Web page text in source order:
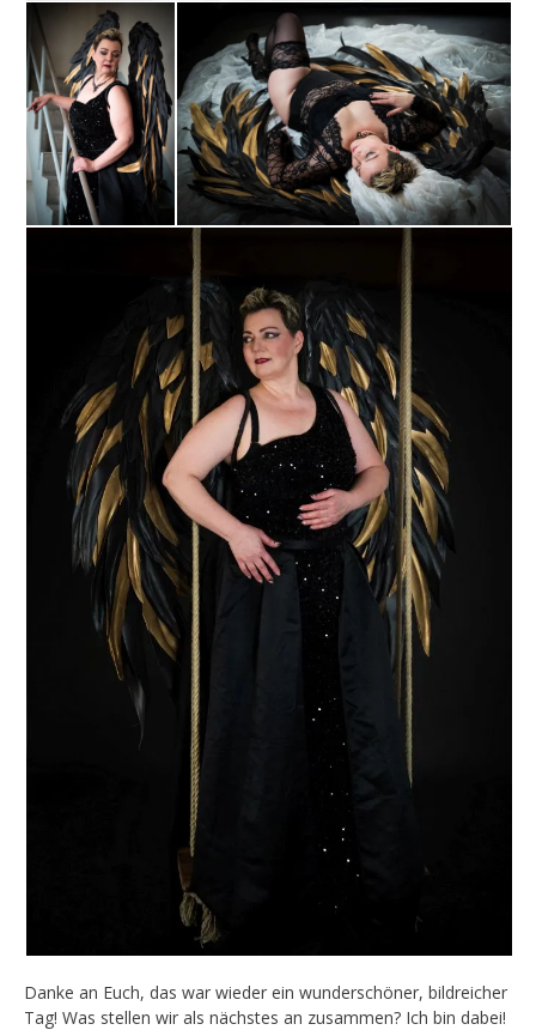
Danke an Euch, das war wieder ein wunderschöner, bildreicher
Tag! Was stellen wir als nächstes an zusammen? Ich bin dabei!